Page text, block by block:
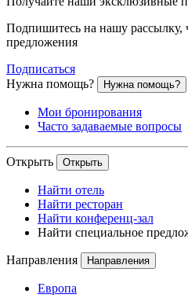
Подпишитесь на нашу рассылку,
предложения
Подписаться
Нужна помощь?
Нужна помощь?
Мои бронирования
Часто задаваемые вопросы
Открыть Открыть
Найти отель
Найти ресторан
Найти конференц-зал
Найти специальное
Направления Направления
Европа